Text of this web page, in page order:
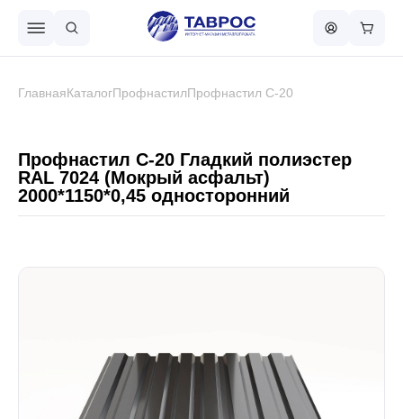
Металлочерепица
Сваи винтовые
ГлавнаяКаталогПрофнастилПрофнастил С-20
Профнастил С-20 Гладкий полиэстер
RAL 7024 (Мокрый асфальт)
2000*1150*0,45 односторонний